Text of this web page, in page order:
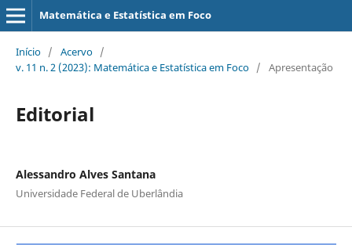
Matemática e Estatística em Foco
Início / Acervo /
v. 11 n. 2 (2023): Matemática e Estatística em Foco / Apresentação
Editorial
Alessandro Alves Santana
Universidade Federal de Uberlândia